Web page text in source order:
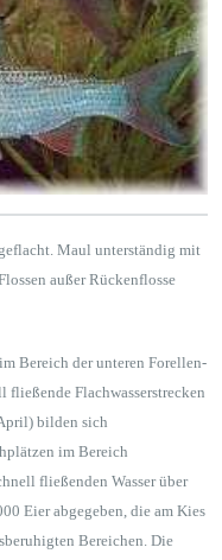
Maul unterständig mit
außer Rückenflosse
Bereich der unteren Forellen-
fließende Flachwasserstrecken
bilden sich
im Bereich
fließenden Wasser über
Eier abgegeben, die am Kies
Bereichen. Die